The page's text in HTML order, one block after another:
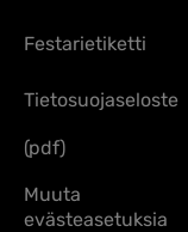
Festarietiketti
Tietosuojaseloste
(pdf)
Muuta
evästeasetuksia